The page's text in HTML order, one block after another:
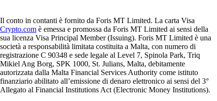
Il conto in contanti è fornito da Foris MT Limited. La carta Visa
Crypto.com è emessa e promossa da Foris MT Limited ai sensi della
sua licenza Visa Principal Member (Issuing). Foris MT Limited è una
società a responsabilità limitata costituita a Malta, con numero di
registrazione C 90348 e sede legale al Level 7, Spinola Park, Triq
Mikiel Ang Borg, SPK 1000, St. Julians, Malta, debitamente
autorizzata dalla Malta Financial Services Authority come istituto
finanziario abilitato all’emissione di denaro elettronico ai sensi del 3°
Allegato al Financial Institutions Act (Electronic Money Institutions).